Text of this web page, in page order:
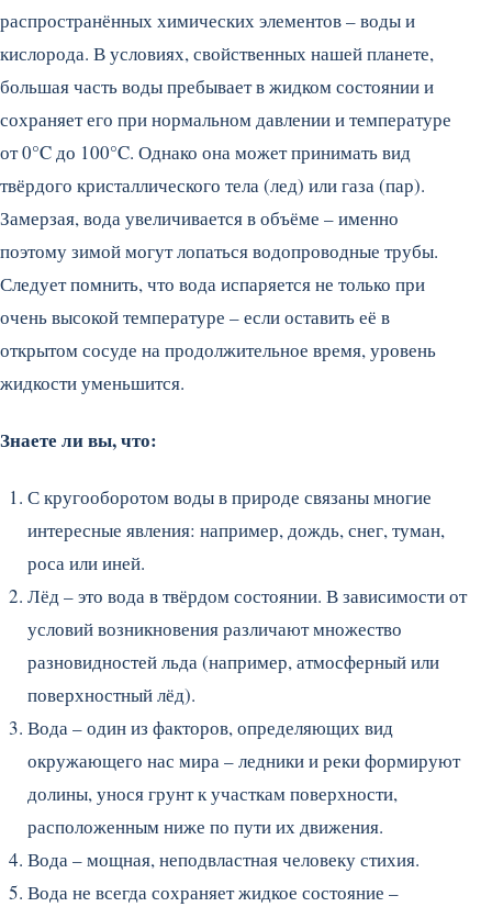
распространённых химических элементов – воды и
кислорода. В условиях, свойственных нашей планете,
большая часть воды пребывает в жидком состоянии и
сохраняет его при нормальном давлении и температуре
от 0°C до 100°C. Однако она может принимать вид
твёрдого кристаллического тела (лед) или газа (пар).
Замерзая, вода увеличивается в объёме – именно
поэтому зимой могут лопаться водопроводные трубы.
Следует помнить, что вода испаряется не только при
очень высокой температуре – если оставить её в
открытом сосуде на продолжительное время, уровень
жидкости уменьшится.
Знаете ли вы, что:
С кругооборотом воды в природе связаны многие
интересные явления: например, дождь, снег, туман,
роса или иней.
Лёд – это вода в твёрдом состоянии. В зависимости от
условий возникновения различают множество
разновидностей льда (например, атмосферный или
поверхностный лёд).
Вода – один из факторов, определяющих вид
окружающего нас мира – ледники и реки формируют
долины, унося грунт к участкам поверхности,
расположенным ниже по пути их движения.
Вода – мощная, неподвластная человеку стихия.
Вода не всегда сохраняет жидкое состояние –